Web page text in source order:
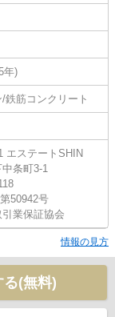
年)
鉄筋コンクリート
エステートSHIN
条町3-1
50942号
業保証協会
情報の見方
(無料)